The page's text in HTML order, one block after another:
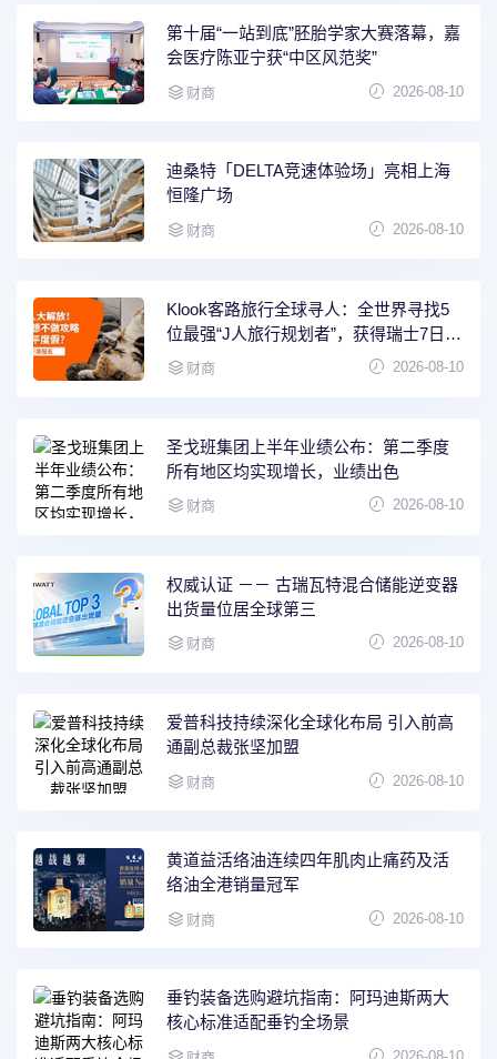
第十届“一站到底”胚胎学家大赛落幕，嘉
会医疗陈亚宁获“中区风范奖”
财商 2026-08-10
迪桑特「DELTA竞速体验场」亮相上海
恒隆广场
财商 2026-08-10
Klook客路旅行全球寻人：全世界寻找5
位最强“J人旅行规划者”，获得瑞士7日全
包之旅
财商 2026-08-10
圣戈班集团上半年业绩公布：第二季度
所有地区均实现增长，业绩出色
财商 2026-08-10
权威认证 －－ 古瑞瓦特混合储能逆变器
出货量位居全球第三
财商 2026-08-10
爱普科技持续深化全球化布局 引入前高
通副总裁张坚加盟
财商 2026-08-10
黄道益活络油连续四年肌肉止痛药及活
络油全港销量冠军
财商 2026-08-10
垂钓装备选购避坑指南：阿玛迪斯两大
核心标准适配垂钓全场景